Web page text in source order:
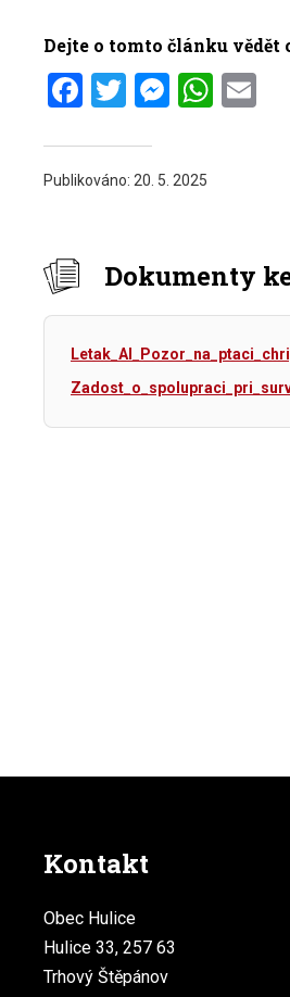
Dejte o tomto článku vědět
Facebook
Twitter
Publikováno: 20. 5. 2025
Dokumenty
Kontakt
Obec Hulice
Hulice 33, 257 63
Trhový Štěpánov